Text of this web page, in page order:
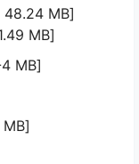
48.24 MB]
MB]
MB]